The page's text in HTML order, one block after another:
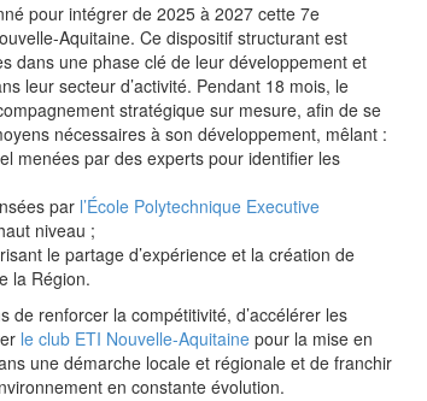
pour intégrer de 2025 à 2027 cette 7e
Aquitaine. Ce dispositif structurant est
dans une phase clé de leur développement et
leur secteur d’activité. Pendant 18 mois, le
stratégique sur mesure, afin de se
nécessaires à son développement, mêlant :
menées par des experts pour identifier les
par l’École Polytechnique Executive
niveau ;
le partage d’expérience et la création de
la Région.
de renforcer la compétitivité, d’accélérer les
le club ETI Nouvelle-Aquitaine pour la mise en
une démarche locale et régionale et de franchir
en constante évolution.